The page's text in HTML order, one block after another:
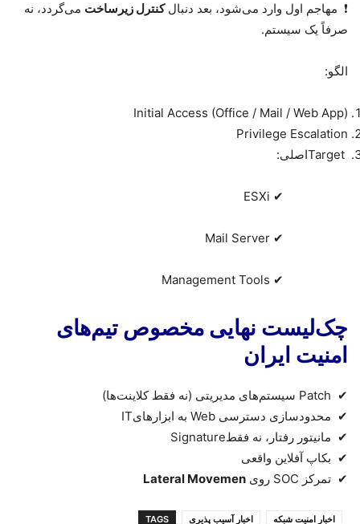
❗ مهاجم اول وارد می‌شود، بعد دنبالکنترل زیرساخت می‌گردد، نه
صرفاً یک سیستم.
الگو:
Initial Access (Office / Mail / Web App)
Privilege Escalation
Targetاصلی:
ESXi ✔
Mail Server ✔
Management Tools ✔
چک‌لیست نهایی مخصوص تیم‌های
امنیت ایران
✔
Patch سیستم‌های مدیریتی (نه فقط کلاینت‌ها)
✔ محدودسازی دسترسی Web به ابزارهایIT
✔ مانیتور رفتار، نه فقطSignature
✔ بکاپ آفلاین واقعی
✔ تمرکز SOC روی Lateral Movemen
TAGS اخبار آسیب پذیری اخبار امنیت شبکه